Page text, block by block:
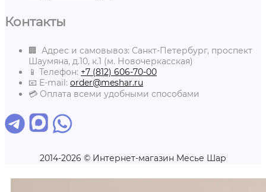
Контакты
🏢 Адрес и самовывоз: Санкт-Петербург, проспект
Шаумяна, д.10, к.1 (м. Новочеркасская)
📱 Телефон: +7 (812) 606-70-00
📧 E-mail: order@meshar.ru
💳 Оплата всеми удобными способами
2014-2026 © Интернет-магазин Месье Шар